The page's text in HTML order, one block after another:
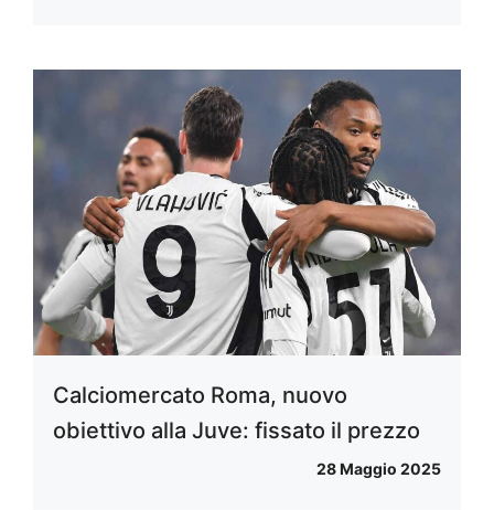
Calciomercato Roma, nuovo
obiettivo alla Juve: fissato il prezzo
28 Maggio 2025